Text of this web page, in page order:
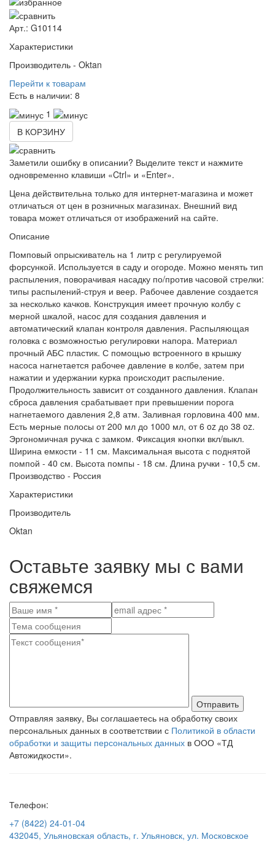
Арт.: G10114
Характеристики
Производитель - Oktan
Перейти к товарам
Есть в наличии: 8
1
В КОРЗИНУ
Заметили ошибку в описании? Выделите текст и нажмите
одновременно клавиши «Ctrl» и «Enter».
Цена действительна только для интернет-магазина и может
отличаться от цен в розничных магазинах. Внешний вид
товара может отличаться от изображений на сайте.
Описание
Помповый опрыскиватель на 1 литр с регулируемой
форсункой. Используется в саду и огороде. Можно менять тип
распыления, поворачивая насадку по/против часовой стрелки:
типы распылений-струя и веер. Рабочее давление создается
за несколько качков. Конструкция имеет прочную колбу с
мерной шкалой, насос для создания давления и
автоматический клапан контроля давления. Распыляющая
головка с возможностью регулировки напора. Материал
прочный АБС пластик. С помощью встроенного в крышку
насоса нагнетается рабочее давление в колбе, затем при
нажатии и удержании курка происходит распыление.
Продолжительность зависит от созданного давления. Клапан
сброса давления срабатывает при превышении порога
нагнетаемого давления 2,8 атм. Заливная горловина 400 мм.
Есть мерные полосы от 200 мл до 1000 мл, от 6 oz до 38 oz.
Эргономичная ручка с замком. Фиксация кнопки вкл/выкл.
Ширина емкости - 11 см. Максимальная высота с поднятой
помпой - 40 см. Высота помпы - 18 см. Длина ручки - 10,5 см.
Производство - Россия
Характеристики
Производитель
Oktan
Оставьте заявку мы с вами
свяжемся
Отправить
Отправляя заявку, Вы соглашаетесь на обработку своих
персональных данных в соответствии с Политикой в области
обработки и защиты персональных данных в ООО «ТД
Автожидкости».
Телефон:
+7 (8422) 24-01-04
432045, Ульяновская область, г. Ульяновск, ул. Московское